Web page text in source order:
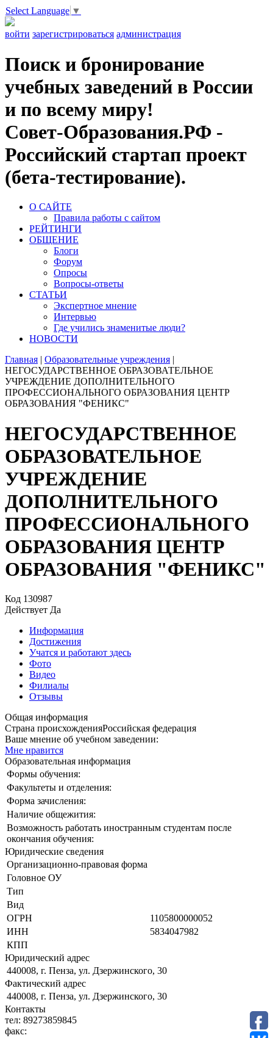
Select Language ▼
войти зарегистрироваться администрация
Поиск и бронирование
учебных заведений в России
и по всему миру!
Совет-Образования.РФ -
Российский стартап проект
(бета-тестирование).
О САЙТЕ
Правила работы с сайтом
РЕЙТИНГИ
ОБЩЕНИЕ
Блоги
Форум
Опросы
Вопросы-ответы
СТАТЬИ
Экспертное мнение
Интервью
Где учились знаменитые люди?
НОВОСТИ
Главная | Образовательные учреждения |
НЕГОСУДАРСТВЕННОЕ ОБРАЗОВАТЕЛЬНОЕ
УЧРЕЖДЕНИЕ ДОПОЛНИТЕЛЬНОГО
ПРОФЕССИОНАЛЬНОГО ОБРАЗОВАНИЯ ЦЕНТР
ОБРАЗОВАНИЯ "ФЕНИКС"
НЕГОСУДАРСТВЕННОЕ
ОБРАЗОВАТЕЛЬНОЕ
УЧРЕЖДЕНИЕ
ДОПОЛНИТЕЛЬНОГО
ПРОФЕССИОНАЛЬНОГО
ОБРАЗОВАНИЯ ЦЕНТР
ОБРАЗОВАНИЯ "ФЕНИКС"
Код 130987
Действует Да
Информация
Достижения
Учатся и работают здесь
Фото
Видео
Филиалы
Отзывы
Общая информация
Страна происхожденияРоссийская федерация
Ваше мнение об учебном заведении:
Мне нравится
Образовательная информация
Формы обучения:
Факультеты и отделения:
Форма зачисления:
Наличие общежития:
Возможность работать иностранным студентам после
окончания обучения:
Юридические сведения
Организационно-правовая форма
Головное ОУ
Тип
Вид
ОГРН
1105800000052
ИНН
5834047982
КПП
Юридический адрес
440008, г. Пенза, ул. Дзержинского, 30
Фактический адрес
440008, г. Пенза, ул. Дзержинского, 30
Контакты
тел: 89273859845
факс: